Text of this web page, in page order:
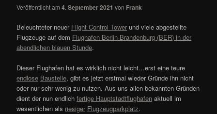
Veröffentlicht am4. September 2021 von Frank
Beleuchteter neuer Flight Control Tower und viele abgestellte
Flugzeuge auf dem Flughafen Berlin-Brandenburg (BER) in der
abendlichen blauen Stunde.
Dieser Flughafen hat es wirklich nicht leicht…erst eine teure
endlose Baustelle, gibt es jetzt erstmal wieder Gründe ihn nicht
oder nur sehr wenig zu nutzen. Aus uns allen bekannten Gründen
dient der nun endlichfertige Hauptstadtflughafen aktuell im
wesentlichen als riesiger Flugzeugparkplatz.